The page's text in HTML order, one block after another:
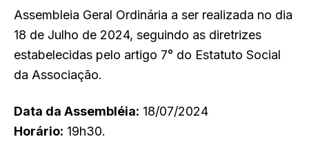
Assembleia Geral Ordinária a ser realizada no dia
18 de Julho de 2024, seguindo as diretrizes
estabelecidas pelo artigo 7° do Estatuto Social
da Associação.
Data da Assembléia: 18/07/2024
Horário: 19h30.